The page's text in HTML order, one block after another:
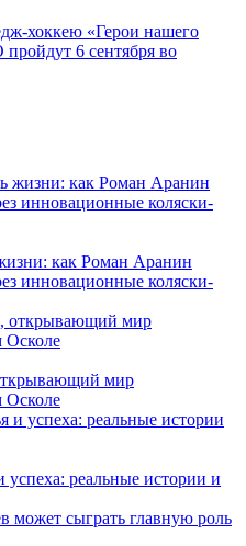
хоккею «Герои нашего
6 сентября во
как Роман Аранин
инновационные коляски-
мир
Осколе
успеха: реальные истории и